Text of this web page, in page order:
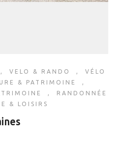
VELO & RANDO , VÉLO
& PATRIMOINE
,
, RANDONNÉE
& LOISIRS